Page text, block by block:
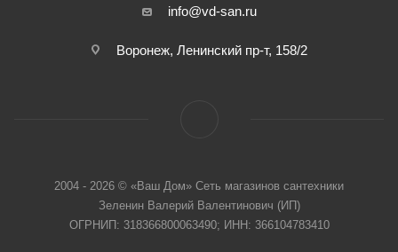
info@vd-san.ru
Воронеж, Ленинский пр-т, 158/2
2004 - 2026 © «Ваш Дом» Сеть магазинов сантехники
Зеленин Валерий Валентинович (ИП)
ОГРНИП: 318366800063490; ИНН: 366104783410